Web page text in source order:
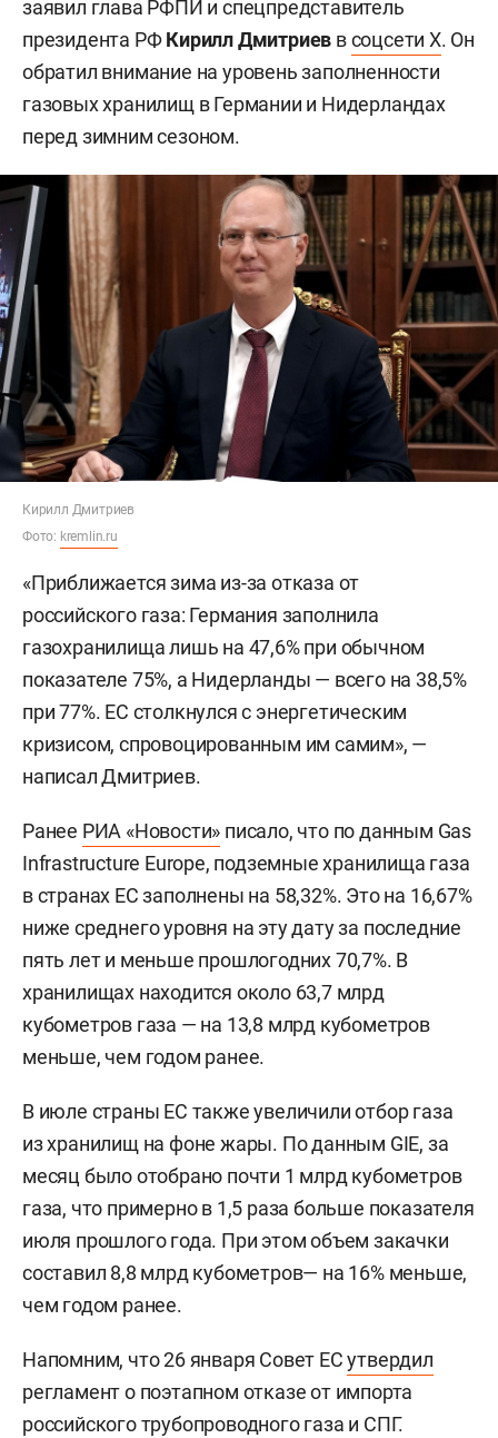
заявил глава РФПИ и спецпредставитель
президента РФКирилл Дмитриев всоцсети X. Он
обратил внимание на уровень заполненности
газовых хранилищ в Германии и Нидерландах
перед зимним сезоном.
Кирилл Дмитриев
Фото: kremlin.ru
«Приближается зима из-за отказа от
российского газа: Германия заполнила
газохранилища лишь на 47,6% при обычном
показателе 75%, а Нидерланды — всего на 38,5%
при 77%. ЕС столкнулся с энергетическим
кризисом, спровоцированным им самим», —
написал Дмитриев.
Ранее РИА «Новости» писало, что по данным Gas
Infrastructure Europe, подземные хранилища газа
в странах ЕС заполнены на 58,32%. Это на 16,67%
ниже среднего уровня на эту дату за последние
пять лет и меньше прошлогодних 70,7%. В
хранилищах находится около 63,7 млрд
кубометров газа — на 13,8 млрд кубометров
меньше, чем годом ранее.
В июле страны ЕС также увеличили отбор газа
из хранилищ на фоне жары. По данным GIE, за
месяц было отобрано почти 1 млрд кубометров
газа, что примерно в 1,5 раза больше показателя
июля прошлого года. При этом объем закачки
составил 8,8 млрд кубометров— на 16% меньше,
чем годом ранее.
Напомним, что 26 января Совет ЕСутвердил
регламент о поэтапном отказе от импорта
российского трубопроводного газа и СПГ.